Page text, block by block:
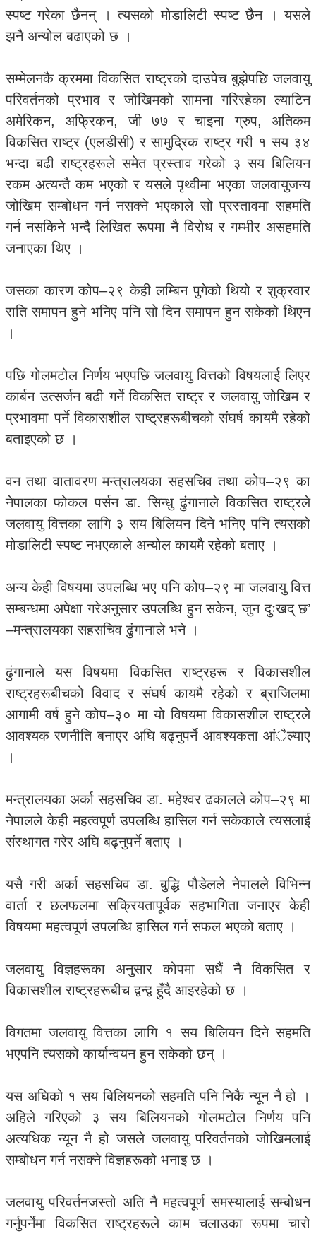
स्पष्ट गरेका छैनन् । त्यसको मोडालिटी स्पष्ट छैन । यसले
झनै अन्योल बढाएको छ ।
सम्मेलनकै क्रममा विकसित राष्ट्रको दाउपेच बुझेपछि जलवायु
परिवर्तनको प्रभाव र जोखिमको सामना गरिरहेका ल्याटिन
अमेरिकन, अफ्रिकन, जी ७७ र चाइना ग्रुप, अतिकम
विकसित राष्ट्र (एलडीसी) र सामुद्रिक राष्ट्र गरी १ सय ३४
भन्दा बढी राष्ट्रहरूले समेत प्रस्ताव गरेको ३ सय बिलियन
रकम अत्यन्तै कम भएको र यसले पृथ्वीमा भएका जलवायुजन्य
जोखिम सम्बोधन गर्न नसक्ने भएकाले सो प्रस्तावमा सहमति
गर्न नसकिने भन्दै लिखित रूपमा नै विरोध र गम्भीर असहमति
जनाएका थिए ।
जसका कारण कोप–२९ केही लम्बिन पुगेको थियो र शुक्रवार
राति समापन हुने भनिए पनि सो दिन समापन हुन सकेको थिएन
।
पछि गोलमटोल निर्णय भएपछि जलवायु वित्तको विषयलाई लिएर
कार्बन उत्सर्जन बढी गर्ने विकसित राष्ट्र र जलवायु जोखिम र
प्रभावमा पर्ने विकासशील राष्ट्रहरूबीचको संघर्ष कायमै रहेको
बताइएको छ ।
वन तथा वातावरण मन्त्रालयका सहसचिव तथा कोप–२९ का
नेपालका फोकल पर्सन डा. सिन्धु ढुंगानाले विकसित राष्ट्रले
जलवायु वित्तका लागि ३ सय बिलियन दिने भनिए पनि त्यसको
मोडालिटी स्पष्ट नभएकाले अन्योल कायमै रहेको बताए ।
अन्य केही विषयमा उपलब्धि भए पनि कोप–२९ मा जलवायु वित्त
सम्बन्धमा अपेक्षा गरेअनुसार उपलब्धि हुन सकेन, जुन दुःखद् छ’
–मन्त्रालयका सहसचिव ढुंगानाले भने ।
ढुंगानाले यस विषयमा विकसित राष्ट्रहरू र विकासशील
राष्ट्रहरूबीचको विवाद र संघर्ष कायमै रहेको र ब्राजिलमा
आगामी वर्ष हुने कोप–३० मा यो विषयमा विकासशील राष्ट्रले
आवश्यक रणनीति बनाएर अघि बढ्नुपर्ने आवश्यकता आंैल्याए
।
मन्त्रालयका अर्का सहसचिव डा. महेश्वर ढकालले कोप–२९ मा
नेपालले केही महत्वपूर्ण उपलब्धि हासिल गर्न सकेकाले त्यसलाई
संस्थागत गरेर अघि बढ्नुपर्ने बताए ।
यसै गरी अर्का सहसचिव डा. बुद्धि पौडेलले नेपालले विभिन्न
वार्ता र छलफलमा सक्रियतापूर्वक सहभागिता जनाएर केही
विषयमा महत्वपूर्ण उपलब्धि हासिल गर्न सफल भएको बताए ।
जलवायु विज्ञहरूका अनुसार कोपमा सधैं नै विकसित र
विकासशील राष्ट्रहरूबीच द्वन्द्व हुँदै आइरहेको छ ।
विगतमा जलवायु वित्तका लागि १ सय बिलियन दिने सहमति
भएपनि त्यसको कार्यान्वयन हुन सकेको छन् ।
यस अघिको १ सय बिलियनको सहमति पनि निकै न्यून नै हो ।
अहिले गरिएको ३ सय बिलियनको गोलमटोल निर्णय पनि
अत्यधिक न्यून नै हो जसले जलवायु परिवर्तनको जोखिमलाई
सम्बोधन गर्न नसक्ने विज्ञहरूको भनाइ छ ।
जलवायु परिवर्तनजस्तो अति नै महत्वपूर्ण समस्यालाई सम्बोधन
गर्नुपर्नेमा विकसित राष्ट्रहरूले काम चलाउका रूपमा चारो